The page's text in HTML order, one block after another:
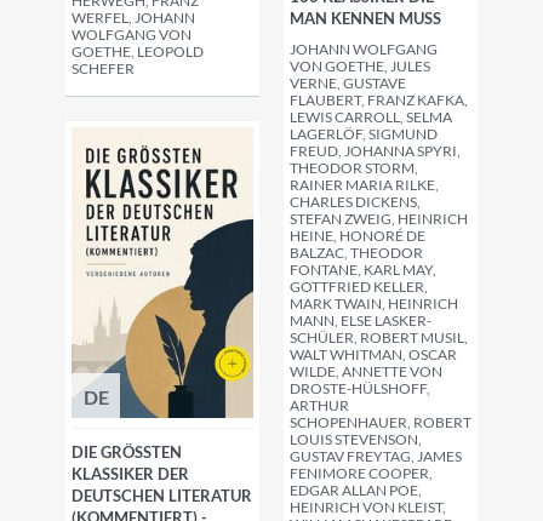
WERFEL, JOHANN
WOLFGANG VON
GOETHE, LEOPOLD
SCHEFER
MAN KENNEN MUSS
JOHANN WOLFGANG
VON GOETHE, JULES
VERNE, GUSTAVE
FLAUBERT, FRANZ KAFKA,
LEWIS CARROLL, SELMA
LAGERLÖF, SIGMUND
FREUD, JOHANNA SPYRI,
THEODOR STORM,
RAINER MARIA RILKE,
CHARLES DICKENS,
STEFAN ZWEIG, HEINRICH
HEINE, HONORÉ DE
BALZAC, THEODOR
FONTANE, KARL MAY,
GOTTFRIED KELLER,
MARK TWAIN, HEINRICH
MANN, ELSE LASKER-
SCHÜLER, ROBERT MUSIL,
WALT WHITMAN, OSCAR
WILDE, ANNETTE VON
DROSTE-HÜLSHOFF,
ARTHUR
SCHOPENHAUER, ROBERT
LOUIS STEVENSON,
GUSTAV FREYTAG, JAMES
FENIMORE COOPER,
EDGAR ALLAN POE,
HEINRICH VON KLEIST,
DE
DIE GRÖSSTEN K
LASSIKER DER D
EUTSCHEN LITERATUR (